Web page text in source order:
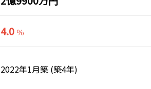
4.0 ％
2022年1月築 (築4年)